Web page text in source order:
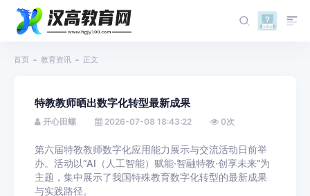
首页 教育资讯 正文
特教教师晒出数字化转型最新成果
开心田螺 2026-07-08 18:43:22 0次
第六届特教教师数字化应用能力展示与交流活动日前举
办。活动以“AI（人工智能）赋能·智融特教·创享未来”为
主题，集中展示了我国特殊教育数字化转型的最新成果
与实践路径。